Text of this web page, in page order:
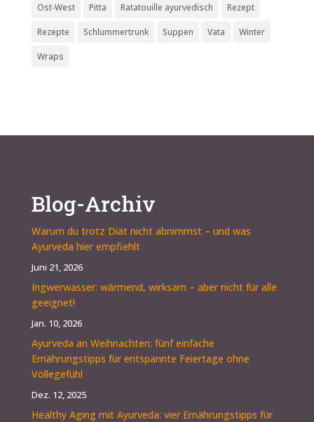
Ost-West Pitta Ratatouille ayurvedisch Rezept
Rezepte Schlummertrunk Suppen Vata Winter
Wraps
Blog-Archiv
Warum du trotz Diät nicht abnimmst – und was
Ayurveda hier empfiehlt
Juni 21, 2026
Ingwerwasser: wärmend, wirksam – aber nicht für alle
geeignet!
Jan. 10, 2026
Ayurveda an Weihnachten: fünf einfache
Ernährungstipps für entspannte Feiertage ohne
Völlegefühl
Dez. 12, 2025
Healthy Aging mit Ayurveda: vier Ernährungstipps für